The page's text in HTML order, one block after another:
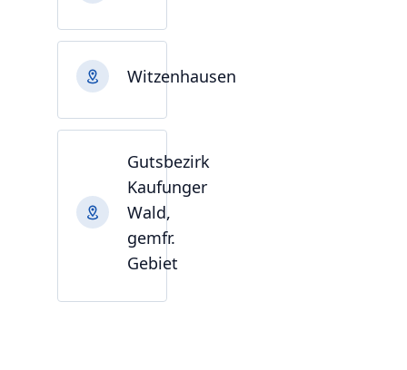
Witzenhausen
Gutsbezirk
Kaufunger
Wald,
gemfr.
Gebiet